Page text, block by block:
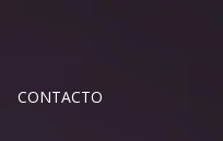
CONTACTO